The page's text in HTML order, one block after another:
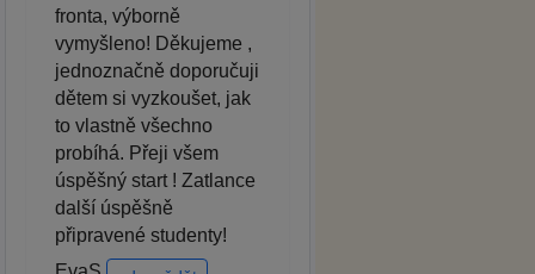
fronta, výborně
vymyšleno! Děkujeme ,
jednoznačně doporučuji
dětem si vyzkoušet, jak
to vlastně všechno
probíhá. Přeji všem
úspěšný start ! Zatlance
další úspěšně
připravené studenty!